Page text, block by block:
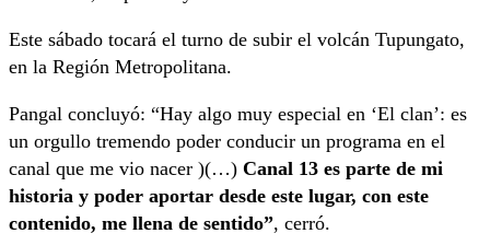
Este sábado tocará el turno de subir el volcán Tupungato,
en la Región Metropolitana.
Pangal concluyó: “Hay algo muy especial en ‘El clan’: es
un orgullo tremendo poder conducir un programa en el
canal que me vio nacer )(…) Canal 13 es parte de mi
historia y poder aportar desde este lugar, con este
contenido, me llena de sentido”, cerró.